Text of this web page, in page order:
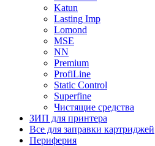
Katun
Lasting Imp
Lomond
MSE
NN
Premium
ProfiLine
Static Control
Superfine
Чистящие средства
ЗИП для принтера
Все для заправки картриджей
Периферия